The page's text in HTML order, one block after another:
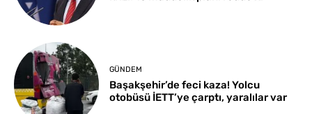
GÜNDEM
Başakşehir’de feci kaza! Yolcu
otobüsü İETT’ye çarptı, yaralılar var